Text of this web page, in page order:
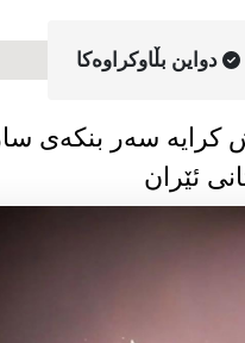
دواین بڵاوکراوه‌کا
کرایە سەر بنکەی
ئێران